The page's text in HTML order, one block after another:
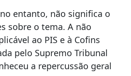
no entanto, não significa o
sobre o tema. A não
ao PIS e à Cofins
pelo Supremo Tribunal
a repercussão geral